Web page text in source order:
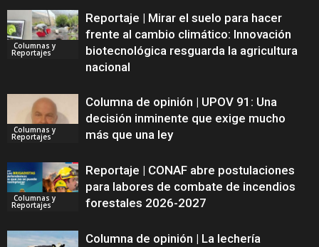
Columnas y
Reportajes
Reportaje | Mirar el suelo para hacer
frente al cambio climático: Innovación
biotecnológica resguarda la agricultura
nacional
Columnas y
Reportajes
Columna de opinión | UPOV 91: Una
decisión inminente que exige mucho
más que una ley
Columnas y
Reportajes
Reportaje | CONAF abre postulaciones
para labores de combate de incendios
forestales 2026-2027
Columna de opinión | La lechería